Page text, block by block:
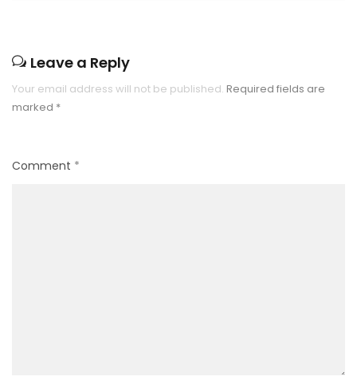
Leave a Reply
Your email address will not be published. Required fields are
marked *
Comment *